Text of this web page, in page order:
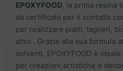
EPOXYFOOD, la prima resina
da certificato per il contatto
per realizzare piatti, taglieri,
altro . Grazie alla sua formula
solventi, EPOXYFOOD è
per creazioni artistiche e